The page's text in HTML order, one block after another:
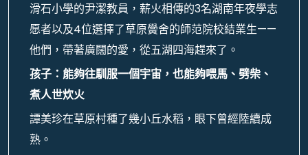
滑石小學的尹潔教員，薪火相傳的3名湖南年夜學志
愿者以及4位選擇了草原黌舍的師范院校結業生——
他們，帶著廣闊的愛，從五湖四海趕來了。
孩子：能夠往馴服一個宇宙，也能夠喂馬、劈柴、
煮人世炊火
譚美珍在草原村種了幾小丘水稻，眼下曾經陸續成
熟。